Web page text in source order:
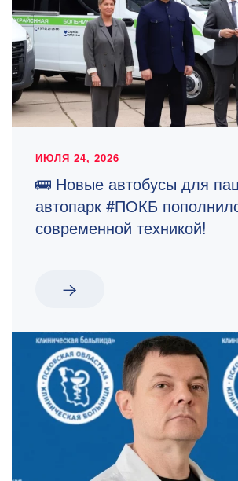
ИЮЛЯ 24, 2026
🚌 Новые автобусы для
автопарк #ПОКБ
современной техникой!